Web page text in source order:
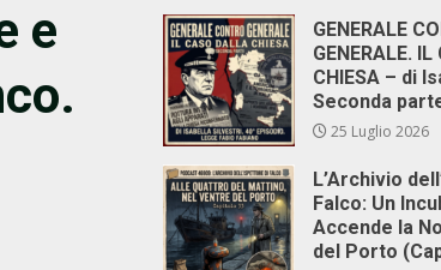
e
GENERALE
GENERALE.
CHIESA – di
Seconda
25 Luglio 2026
L’Archivio
Falco: Un
Accende la
del Porto